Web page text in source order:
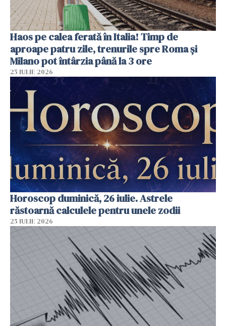
Haos pe calea ferată în Italia! Timp de
aproape patru zile, trenurile spre Roma și
Milano pot întârzia până la 3 ore
25 IULIE 2026
Horoscop duminică, 26 iulie. Astrele
răstoarnă calculele pentru unele zodii
25 IULIE 2026